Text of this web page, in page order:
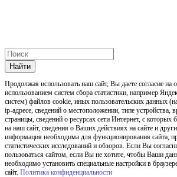
Найти
Продолжая использовать наш cайт, Вы даете согласие на
использованием систем сбора статистики, например
систем) файлов cookie, иных пользовательских данных
ip-адресе, сведений о местоположении, типе устройства,
страницы, сведений о ресурсах сети Интернет, с
на наш сайт, сведения о Ваших действиях на сайте и
информация необходима для функционирования сайта,
статистических исследований и обзоров. Если Вы
пользоваться сайтом, если Вы не хотите, чтобы Ваши
необходимо установить специальные настройки в
сайт. Политика конфиденциальности